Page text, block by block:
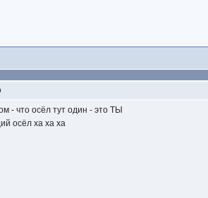
- что осёл тут один - это ТЫ
осёл ха ха ха